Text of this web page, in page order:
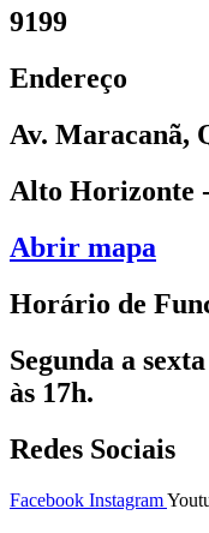
9199
Endereço
Av. Maracanã,
Alto Horizonte
Abrir mapa
Horário de
Segunda a
às 17h.
Redes Sociais
Facebook Instagram